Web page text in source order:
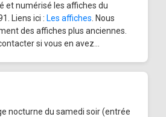
et numérisé les affiches du
Liens ici : Les affiches . Nous
des affiches plus anciennes.
si vous en avez...
nocturne du samedi soir (entrée